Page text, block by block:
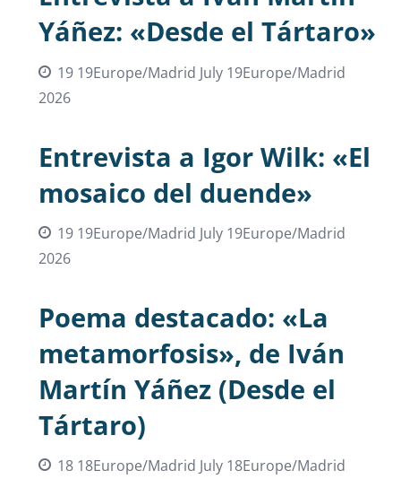
Yáñez: «Desde el Tártaro»
19 19Europe/Madrid July 19Europe/Madrid
2026
Entrevista a Igor Wilk: «El
mosaico del duende»
19 19Europe/Madrid July 19Europe/Madrid
2026
Poema destacado: «La
metamorfosis», de Iván
Martín Yáñez (Desde el
Tártaro)
18 18Europe/Madrid July 18Europe/Madrid